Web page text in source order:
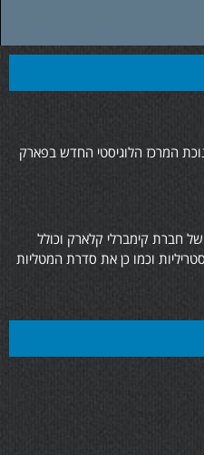
המרכז הלוגיסטי החדש בפארק
חברת קימברלי קלארק וכולל
וכמו כן את סדרת המטליות